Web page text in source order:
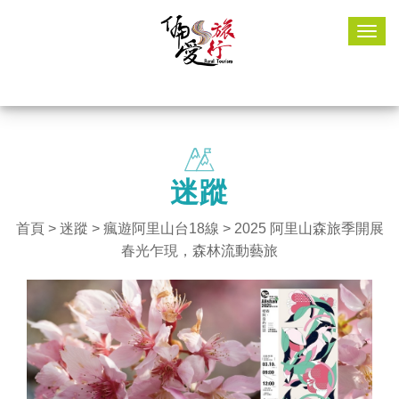
迷蹤
首頁> 迷蹤 > 瘋遊阿里山台18線 > 2025 阿里山森旅季開展
春光乍現，森林流動藝旅